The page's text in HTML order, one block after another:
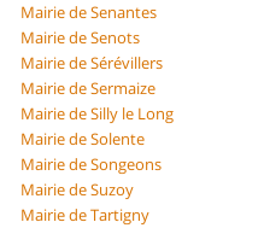
Mairie de Senantes
Mairie de Senots
Mairie de Sérévillers
Mairie de Sermaize
Mairie de Silly le Long
Mairie de Solente
Mairie de Songeons
Mairie de Suzoy
Mairie de Tartigny